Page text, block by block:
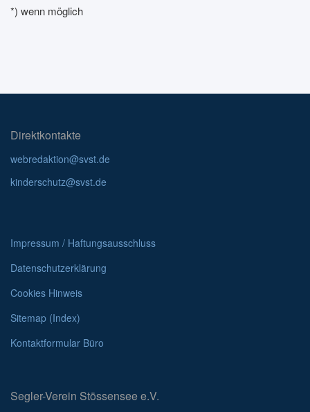
*) wenn möglich
Direktkontakte
webredaktion@svst.de
kinderschutz@svst.de
Impressum / Haftungsausschluss
Datenschutzerklärung
Cookies Hinweis
Sitemap (Index)
Kontaktformular Büro
Segler-Verein Stössensee e.V.